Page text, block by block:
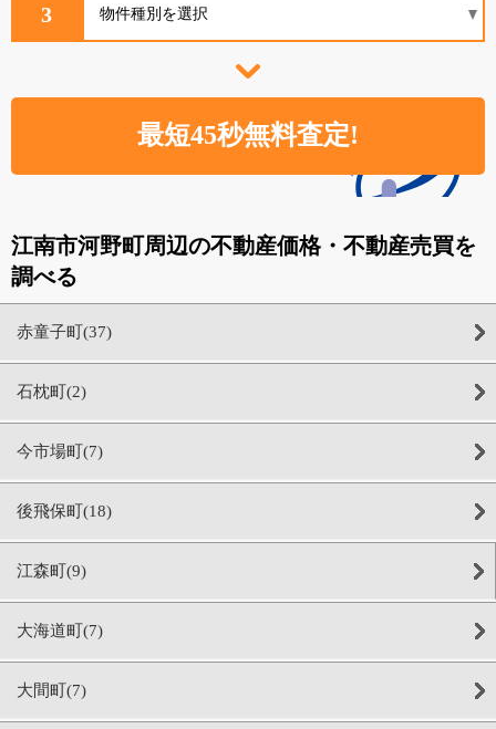
3
江南市河野町周辺の不動産価格・不動産売買を
調べる
赤童子町(37)
石枕町(2)
今市場町(7)
後飛保町(18)
江森町(9)
大海道町(7)
大間町(7)